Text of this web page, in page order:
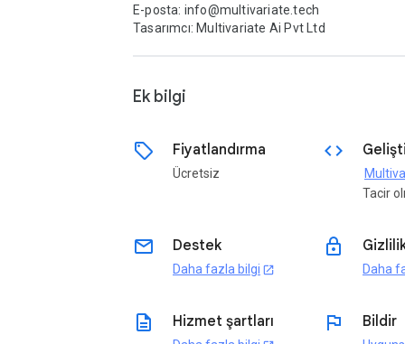
E-posta: info@multivariate.tech
Tasarımcı: Multivariate Ai Pvt Ltd
Ek bilgi
sell Fiyatlandırma
Ücretsiz
code
Tacir
email Destek
Daha fazla bilgi open_in_new
lock
Daha
description Hizmet şartları flag Bildir